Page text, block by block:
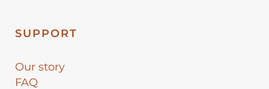
SUPPORT
Our story
FAQ